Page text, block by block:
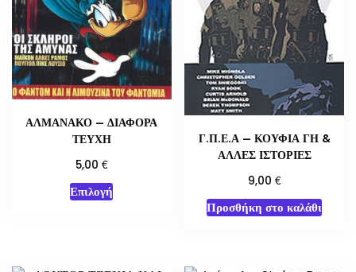
ΑΛΜΑΝΑΚΟ – ΔΙΑΦΟΡΑ
ΤΕΥΧΗ
5,00 €
ΕπιλογήΑυτό
Γ.Π.Ε.Α – ΚΟΥΦΙΑ ΓΗ &
ΑΛΛΕΣ ΙΣΤΟΡΙΕΣ
9,00 €
Προσθήκη στο καλάθι